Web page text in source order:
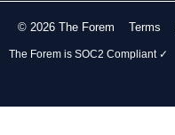
© 2026 The Forem Terms
The Forem is SOC2 Compliant ✓